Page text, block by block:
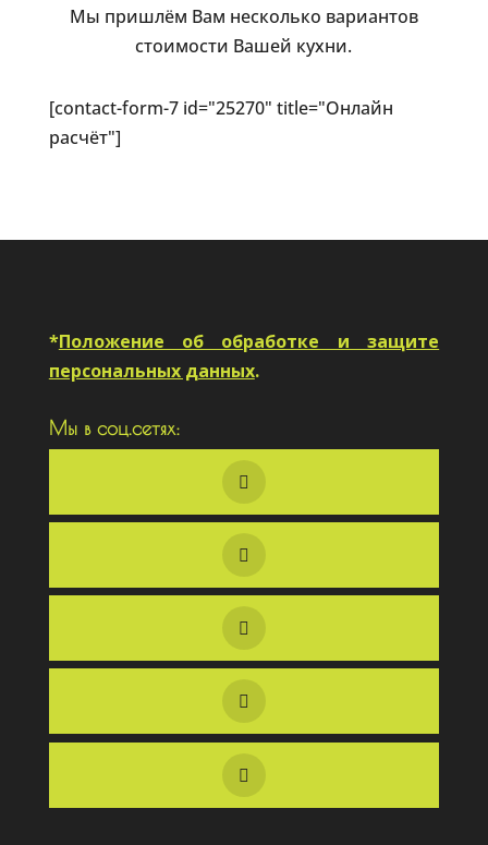
Мы пришлём Вам несколько вариантов
стоимости Вашей кухни.
[contact-form-7 id="25270" title="Онлайн
расчёт"]
*Положение об обработке и защите
персональных данных.
Мы в соц.сетях: